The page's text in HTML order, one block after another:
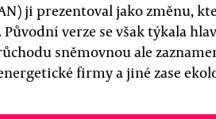
ji prezentoval jako změnu,
verze se však týkala
sněmovnou ale
firmy a jiné zase